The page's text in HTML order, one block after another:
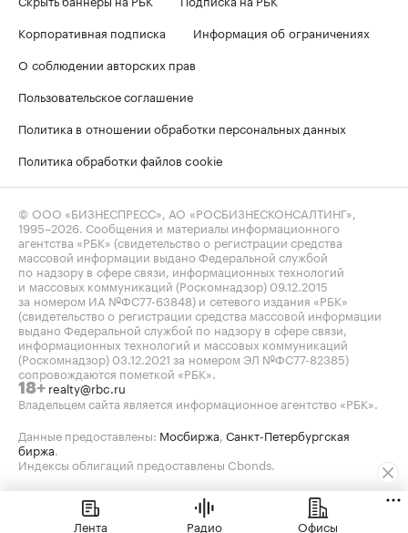
Корпоративная подписка
Информация об ограничениях
О соблюдении авторских прав
Пользовательское соглашение
Политика в отношении обработки персональных данных
Политика обработки файлов cookie
© ООО «БИЗНЕСПРЕСС», АО «РОСБИЗНЕСКОНСАЛТИНГ»,
1995–2026. Сообщения и материалы информационного
агентства «РБК» (свидетельство о регистрации средства
массовой информации выдано Федеральной службой
по надзору в сфере связи, информационных технологий
и массовых коммуникаций (Роскомнадзор) 09.12.2015
за номером ИА №ФС77-63848) и сетевого издания «РБК»
(свидетельство о регистрации средства массовой информации
выдано Федеральной службой по надзору в сфере связи,
информационных технологий и массовых коммуникаций
(Роскомнадзор) 03.12.2021 за номером ЭЛ №ФС77-82385)
сопровождаются пометкой «РБК».
18+ realty@rbc.ru
Владельцем сайта является информационное агентство «РБК».
Данные предоставлены: Мосбиржа, Санкт-Петербургская
биржа.
Индексы облигаций предоставлены Cbonds.
Лента Радио Офисы